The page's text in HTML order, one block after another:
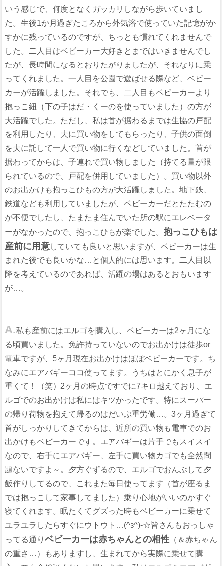
いう感じで、何度となくガッカリしながら歩いていまし
た。生後1か月過ぎたころから外気浴で使っていた記憶がか
すかに残っているのですが、ちっとも慣れてくれませんで
した。二人目はベビーカー大好きとまではいきませんでし
たが、長時間になるとおりたがりましたが、それなりに乗
ってくれました。一人目を公園で遊ばせる際など、ベビー
カーが活躍しました。それでも、二人目もベビーカーより
抱っこ紐（下の子はだ・くーのを使っていました）の方が
大活躍でした。ただし、私は首が据わるまでは生協の戸配
を利用したり、夫に買い物をしてもらったり、子供の面倒
を夫に託して一人で買い物に行くなどしていました。首が
据わってからは、子連れで買い物しました（持てる量が限
られているので、戸配を併用していました）。買い物以外
のお出かけも抱っこひもの方が大活躍しました。地下鉄、
鉄道なども利用していましたが、ベビーカーだとたたむの
が不便でしたし、たまたま住んでいた所の駅にエレベータ
ーがなかったので、抱っこひもが楽でした。 抱っこひもは
産前に用意していても良いと思いますが、ベビーカーは生
まれた後でも良いかな…と個人的には思います。二人目以
降を考えているのであれば、活躍の場はあるとおもいます
が…。
A.私も産前にはエルゴを購入し、ベビーカーは2ヶ月にな
る頃買いました。免許持っていないのでお出かけは徒歩or
電車ですが、5ヶ月現在お出かけはほぼベビーカーです。ち
なみにエアバギーココ使ってます。うちはとにかく息子が
重くて！（笑）2ヶ月の時点ですでに7キロ越えており、エ
ルゴでのお出かけは私にはキツかったです。特にスーパー
の帰り荷物を抱えて帰るのはだいぶ重労働…。3ヶ月過ぎて
首がしっかりしてきてからは、近所の買い物も電車でのお
出かけもベビーカーです。エアバギーは片手でもスイスイ
なので、右手にエアバギー、左手に買い物カゴでも全然問
題ないですよ～。夕方ぐずるので、エルゴでおんぶして夕
飯作りしてるので、これまた毎日使ってます（首が座るま
では抱っこして家事してました）乗り心地がいいのかすぐ
寝てくれます。眠たくてグズった時もベビーカーに乗せて
ユラユラしたらすぐにウトウト…(^з^)-☆皆さんもおっしゃ
ってる通り ベビーカーは赤ちゃんとの相性 （＆赤ちゃん
の重さ…）もありますし、生まれてから実際に乗せて購